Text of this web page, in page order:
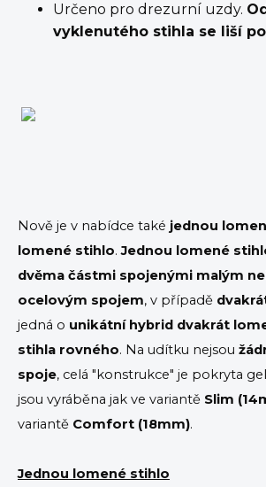
Určeno pro drezurní uzdy.
vyklenutého stihla se liší
Nově je v nabídce také jednou
lomené stihlo.Jednou lomené
dvěma částmi spojenými malým
ocelovým spojem, v případě
jedná o unikátní hybrid dvakrát
stihla rovného. Na udítku nejsou
spoje, celá "konstrukce" je pokryta
jsou vyráběna jak ve variantě Slim
variantě Comfort (18mm).
Jednou lomené stihlo